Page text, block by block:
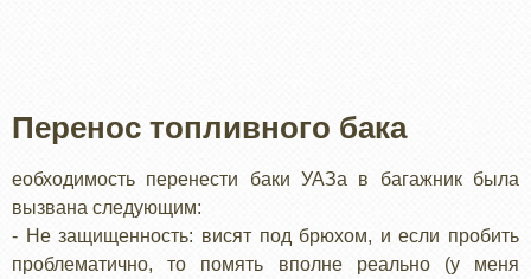
Перенос топливного бака
еобходимость перенести баки УАЗа в багажник была
вызвана следующим:
- Не защищенность: висят под брюхом, и если пробить
проблематично, то помять вполне реально (у меня